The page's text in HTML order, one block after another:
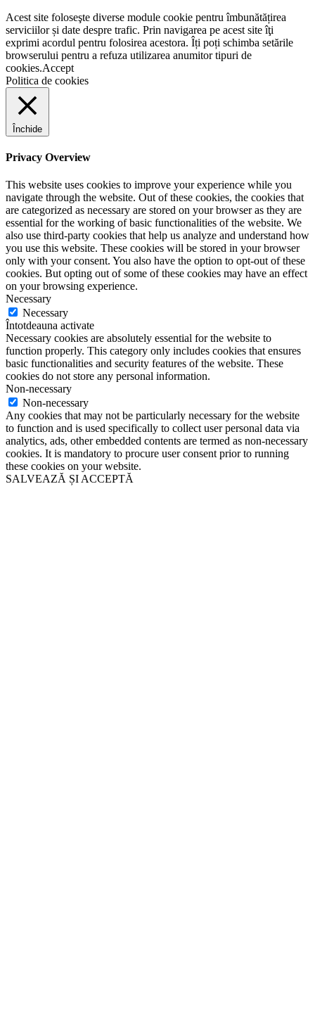
Acest site foloseşte diverse module cookie pentru îmbunătățirea
serviciilor și date despre trafic. Prin navigarea pe acest site îţi
exprimi acordul pentru folosirea acestora. Îți poți schimba setările
browserului pentru a refuza utilizarea anumitor tipuri de
cookies.Accept
Politica de cookies
Închide
Privacy Overview
This website uses cookies to improve your experience while you
navigate through the website. Out of these cookies, the cookies that
are categorized as necessary are stored on your browser as they are
essential for the working of basic functionalities of the website. We
also use third-party cookies that help us analyze and understand how
you use this website. These cookies will be stored in your browser
only with your consent. You also have the option to opt-out of these
cookies. But opting out of some of these cookies may have an effect
on your browsing experience.
Necessary
Necessary
Întotdeauna activate
Necessary cookies are absolutely essential for the website to
function properly. This category only includes cookies that ensures
basic functionalities and security features of the website. These
cookies do not store any personal information.
Non-necessary
Non-necessary
Any cookies that may not be particularly necessary for the website
to function and is used specifically to collect user personal data via
analytics, ads, other embedded contents are termed as non-necessary
cookies. It is mandatory to procure user consent prior to running
these cookies on your website.
SALVEAZĂ ȘI ACCEPTĂ